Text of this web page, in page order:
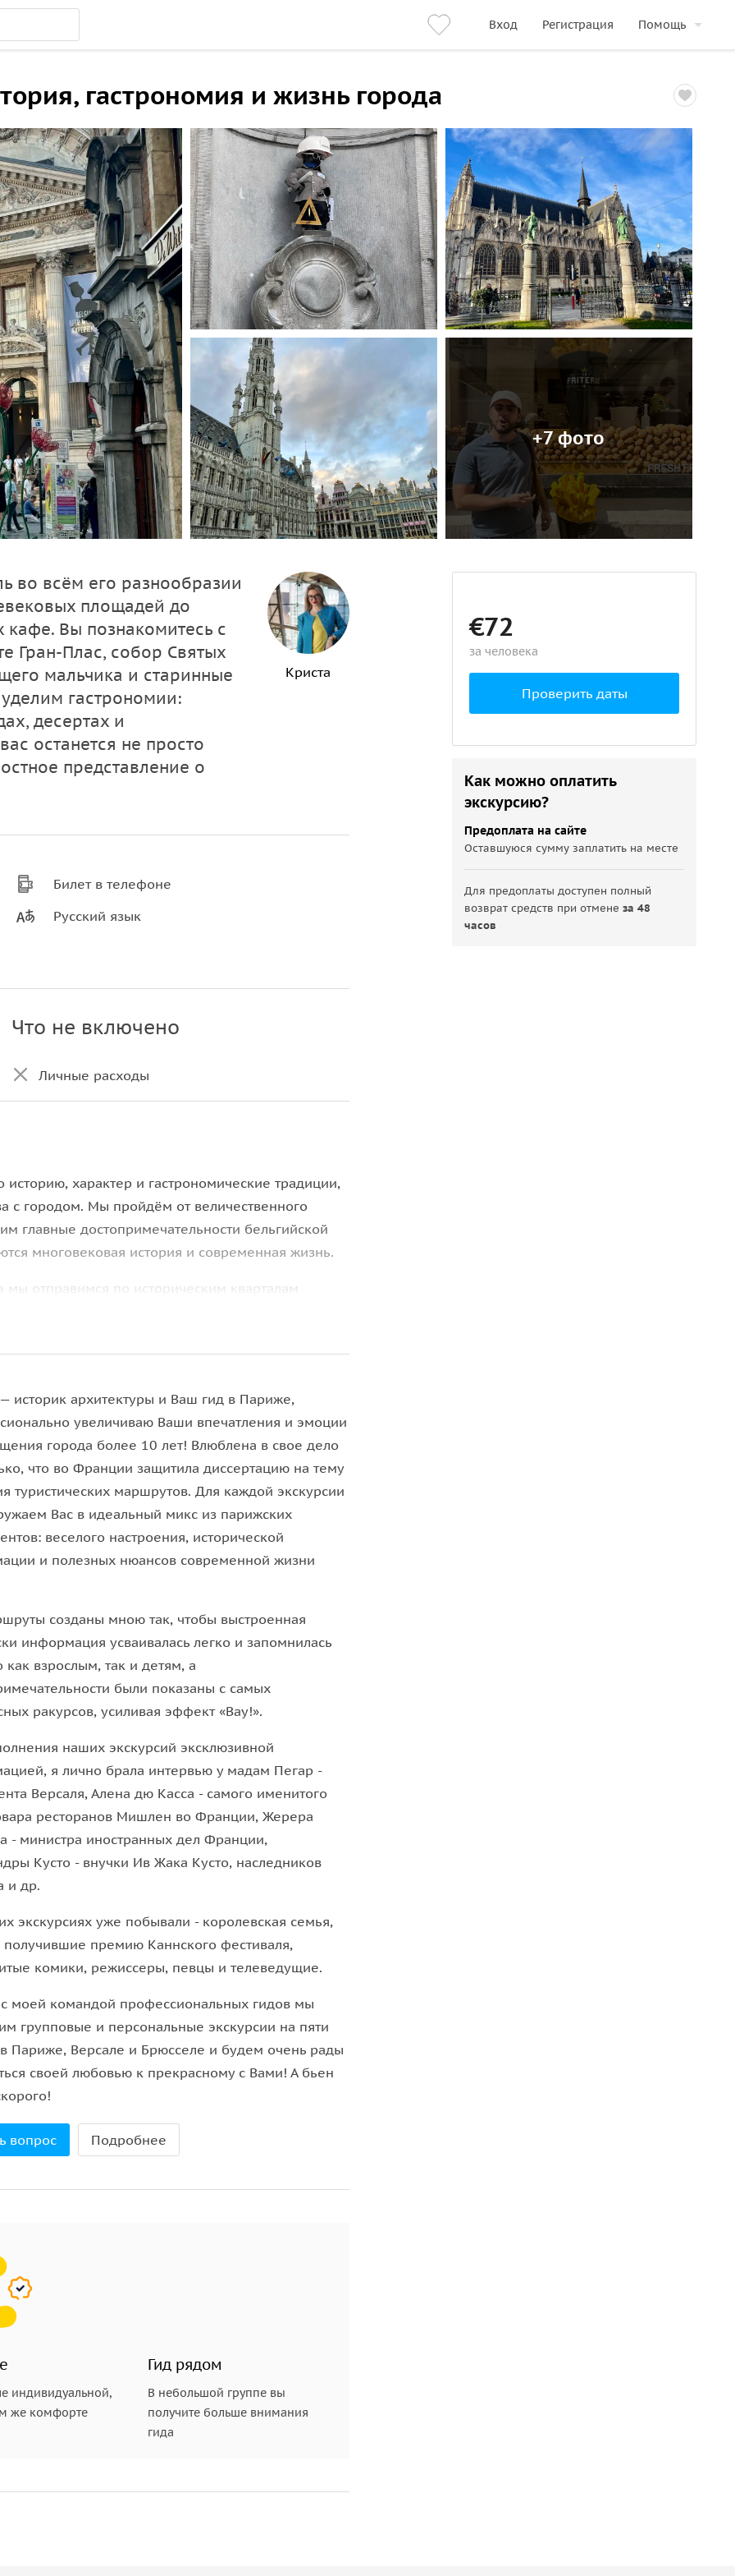
Вход Регистрация Помощь
гастрономия и жизнь города
+7 фото
во всём его разнообразии
площадей до
Вы познакомитесь с
Гран-Плас, собор Святых
мальчика и старинные
гастрономии:
десертах и
останется не просто
представление о
Криста
Билет в телефоне
Русский язык
Что не включено
Личные расходы
характер и гастрономические традиции,
с городом. Мы пройдём от величественного
главные достопримечательности бельгийской
многовековая история и современная жизнь.
мы отправимся по историческим кварталам
и монахах, которые формировали облик
которую Виктор Гюго называл самой
, который французский писатель считал эталоном
холм и сможете взглянуть на Брюссель с
стены XII века, элегантные фасады ар-
Вы узнаете, что стоит попробовать в
фри, традиционное рагу карбонад по-
кубердон. Мы также поговорим о
страны, а гид подскажет лучшие места для
Писающего мальчика, шоколадных
и гедонистичный ритм брюссельской жизни.
в городе и сможете продолжить
местный житель.
историк архитектуры и Ваш гид в Париже,
увеличиваю Ваши впечатления и эмоции
города более 10 лет! Влюблена в свое дело
что во Франции защитила диссертацию на тему
туристических маршрутов. Для каждой экскурсии
Вас в идеальный микс из парижских
веселого настроения, исторической
и полезных нюансов современной жизни
созданы мною так, чтобы выстроенная
информация усваивалась легко и запомнилась
как взрослым, так и детям, а
были показаны с самых
ракурсов, усиливая эффект «Вау!».
наших экскурсий эксклюзивной
я лично брала интервью у мадам Пегар -
Версаля, Алена дю Касса - самого именитого
ресторанов Мишлен во Франции, Жерера
- министра иностранных дел Франции,
Кусто - внучки Ив Жака Кусто, наследников
и др.
экскурсиях уже побывали - королевская семья,
получившие премию Каннского фестиваля,
комики, режиссеры, певцы и телеведущие.
моей командой профессиональных гидов мы
групповые и персональные экскурсии на пяти
Париже, Версале и Брюсселе и будем очень рады
своей любовью к прекрасному с Вами! А бьен
вопрос Подробнее
индивидуальной,
же комфорте
Гид рядом
В небольшой группе вы
получите больше внимания
гида
€72
за человека
Проверить даты
Как можно оплатить
экскурсию?
Предоплата на сайте
Оставшуюся сумму заплатить на месте
Для предоплаты доступен полный
возврат средств при отменеза 48
часов